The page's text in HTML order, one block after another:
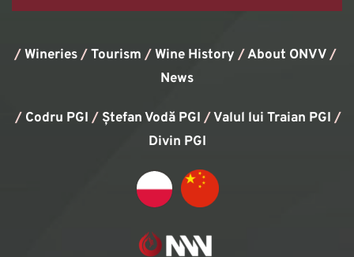
/Wineries/Tourism /Wine History / About ONVV/
News
/ Codru PGI / Ștefan Vodă PGI /Valul lui Traian PGI
Divin PGI